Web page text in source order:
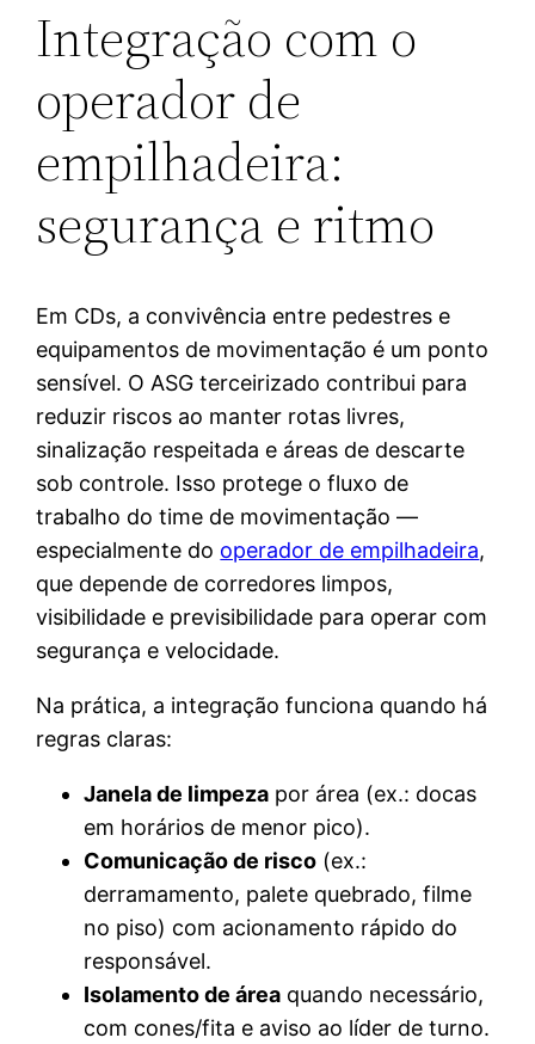
Integração com o
operador de
empilhadeira:
segurança e ritmo
Em CDs, a convivência entre pedestres e
equipamentos de movimentação é um ponto
sensível. O ASG terceirizado contribui para
reduzir riscos ao manter rotas livres,
sinalização respeitada e áreas de descarte
sob controle. Isso protege o fluxo de
trabalho do time de movimentação —
especialmente do operador de empilhadeira,
que depende de corredores limpos,
visibilidade e previsibilidade para operar com
segurança e velocidade.
Na prática, a integração funciona quando há
regras claras:
Janela de limpeza por área (ex.: docas
em horários de menor pico).
Comunicação de risco (ex.:
derramamento, palete quebrado, filme
no piso) com acionamento rápido do
responsável.
Isolamento de área quando necessário,
com cones/fita e aviso ao líder de turno.